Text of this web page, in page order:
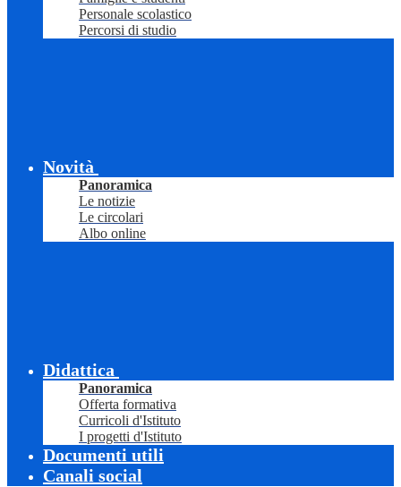
Personale scolastico
Percorsi di studio
Novità
Panoramica
Le notizie
Le circolari
Albo online
Didattica
Panoramica
Offerta formativa
Curricoli d'Istituto
I progetti d'Istituto
Documenti utili
Canali social